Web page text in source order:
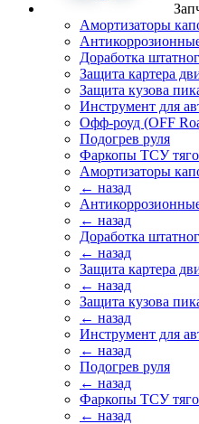
Амортизаторы
Доработка
Защита картера
Защита кузова
Инструмент для
Офф-роуд (OFF
Подогрев руля
Фаркопы ТСУ
Амортизаторы
← назад
← назад
Доработка
← назад
Защита картера
← назад
Защита кузова
← назад
Инструмент для
← назад
Подогрев руля
← назад
Фаркопы ТСУ
← назад